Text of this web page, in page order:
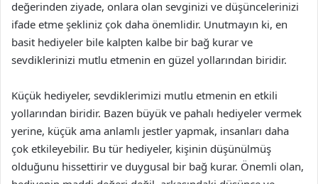
değerinden ziyade, onlara olan sevginizi ve düşüncelerinizi
ifade etme şekliniz çok daha önemlidir. Unutmayın ki, en
basit hediyeler bile kalpten kalbe bir bağ kurar ve
sevdiklerinizi mutlu etmenin en güzel yollarından biridir.
Küçük hediyeler, sevdiklerimizi mutlu etmenin en etkili
yollarından biridir. Bazen büyük ve pahalı hediyeler vermek
yerine, küçük ama anlamlı jestler yapmak, insanları daha
çok etkileyebilir. Bu tür hediyeler, kişinin düşünülmüş
olduğunu hissettirir ve duygusal bir bağ kurar. Önemli olan,